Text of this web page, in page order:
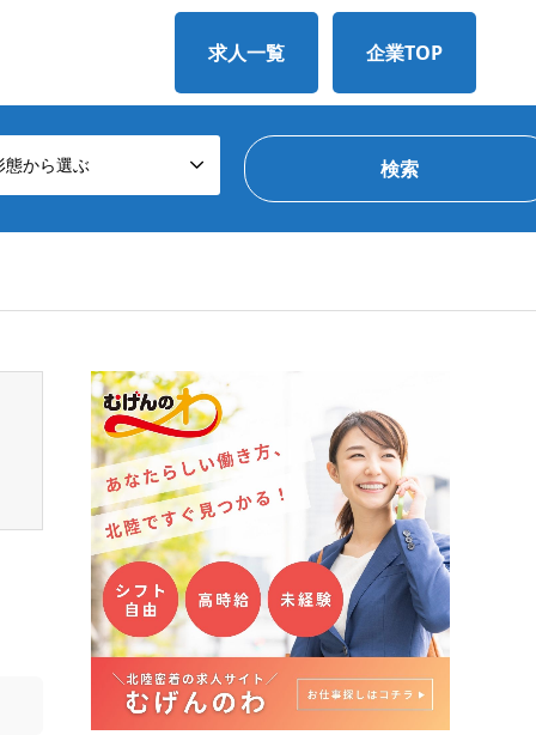
求人一覧 企業TOP
態から選ぶ